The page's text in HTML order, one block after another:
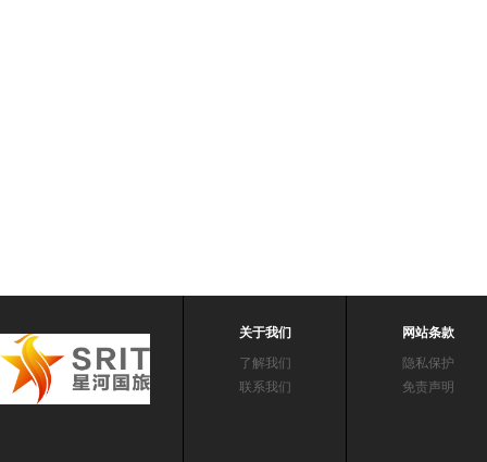
关于我们
了解我们
联系我们
网站条款
隐私保护
免责声明